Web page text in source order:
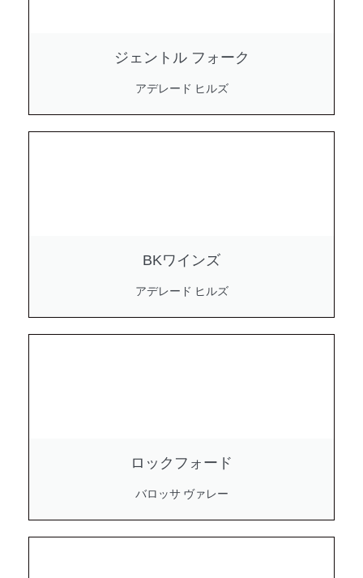
ジェントル フォーク
アデレード ヒルズ
BKワインズ
アデレード ヒルズ
ロックフォード
バロッサ ヴァレー